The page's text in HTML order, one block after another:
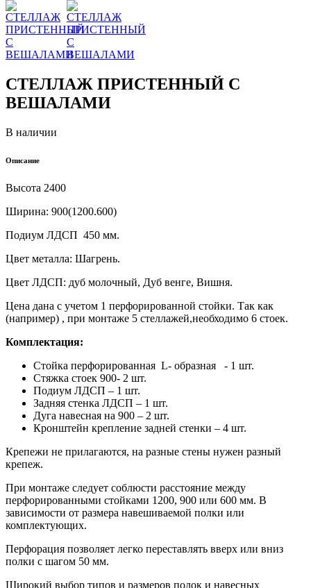
СТЕЛЛАЖ ПРИСТЕННЫЙ С
ВЕШАЛАМИ
В наличии
Описание
Высота 2400
Ширина: 900(1200.600)
Подиум ЛДСП 450 мм.
Цвет металла: Шагрень.
Цвет ЛДСП: дуб молочный, Дуб венге, Вишня.
Цена дана с учетом 1 перфорированной стойки. Так как
(например) , при монтаже 5 стеллажей,необходимо 6 стоек.
Комплектация:
Стойка перфорированная L- образная - 1 шт.
Стяжка стоек 900- 2 шт.
Подиум ЛДСП – 1 шт.
Задняя стенка ЛДСП – 1 шт.
Дуга навесная на 900 – 2 шт.
Кронштейн крепление задней стенки – 4 шт.
Крепежи не прилагаются, на разные стены нужен разный
крепеж.
При монтаже следует соблюсти расстояние между
перфорированными стойками 1200, 900 или 600 мм. В
зависимости от размера навешиваемой полки или
комплектующих.
Перфорация позволяет легко переставлять вверх или вниз
полки с шагом 50 мм.
Широкий выбор типов и размеров полок и навесных